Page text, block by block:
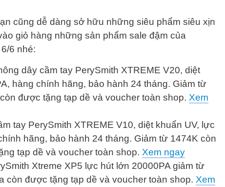
cũng dễ dàng sở hữu những siêu phẩm siêu xịn
giỏ hàng những sản phẩm sale đậm của
6 nhé:
dây cầm tay PerySmith XTREME V20, diệt
hàng chính hãng, bảo hành 24 tháng. Giảm từ
được tặng tạp dề và voucher toàn shop. Xem
tay PerySmith XTREME V10, diệt khuẩn UV, lực
hãng, bảo hành 24 tháng. Giảm từ 1474K còn
tạp dề và voucher toàn shop. Xem ngay
Xtreme XP5 lực hút lớn 20000PA giảm từ
còn được tặng tạp dề và voucher toàn shop. Xem